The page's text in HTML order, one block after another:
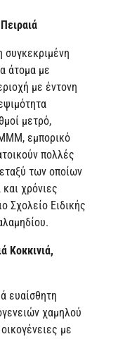
συγκεκριμένη
άτομα με
με έντονη
μετρό,
εμπορικό
πολλές
των οποίων
χρόνιες
Σχολείο Ειδικής
Κοκκινιά,
ευαίσθητη
χαμηλού
με